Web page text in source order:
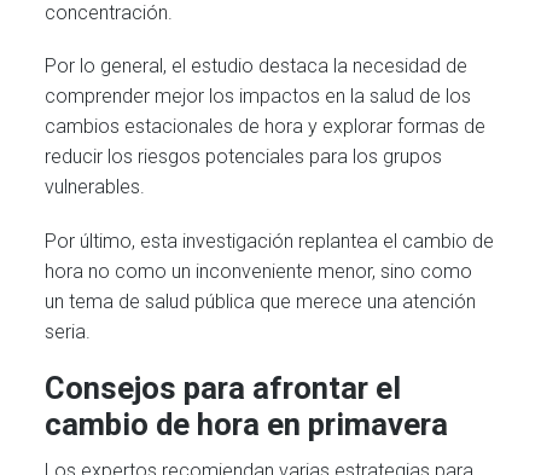
concentración.
Por lo general, el estudio destaca la necesidad de
comprender mejor los impactos en la salud de los
cambios estacionales de hora y explorar formas de
reducir los riesgos potenciales para los grupos
vulnerables.
Por último, esta investigación replantea el cambio de
hora no como un inconveniente menor, sino como
un tema de salud pública que merece una atención
seria.
Consejos para afrontar el
cambio de hora en primavera